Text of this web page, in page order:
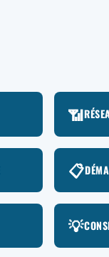
📶
📋
💡